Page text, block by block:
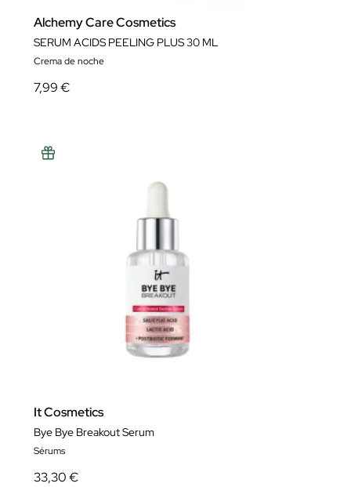
Alchemy Care Cosmetics
SERUM ACIDS PEELING PLUS 30 ML
Crema de noche
7,99 €
It Cosmetics
Bye Bye Breakout Serum
Sérums
33,30 €